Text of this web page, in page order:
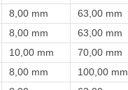
8,00 mm 63,00 mm
8,00 mm 63,00 mm
10,00 mm 70,00 mm
8,00 mm 100,00 mm